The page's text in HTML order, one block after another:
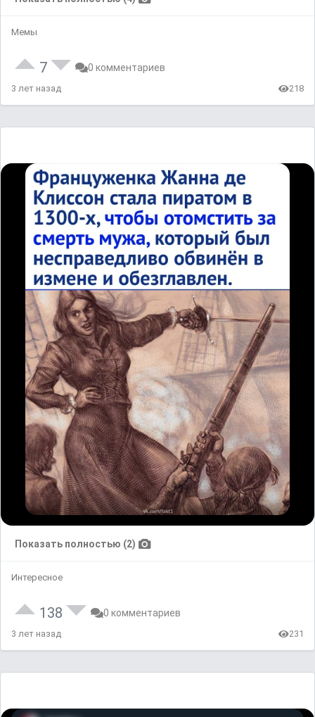
Мемы
7 0 комментариев
3 лет назад 218
Показать полностью (2)
Интересное
138 0 комментариев
3 лет назад 231